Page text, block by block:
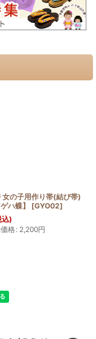
女の子用作り帯(結び帯)
ハ蝶】
[GYO02]
込)
格: 2,200円